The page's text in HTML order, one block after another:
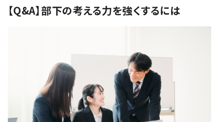
【Q&A】部下の考える力を強くするには